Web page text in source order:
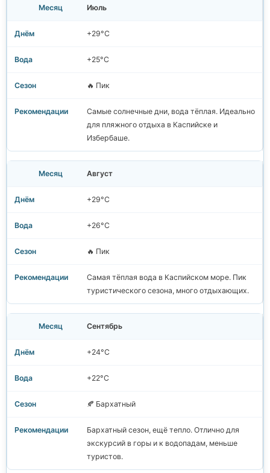
Июль
+29°C
+25°C
🔥 Пик
Самые солнечные дни, вода тёплая. Идеально
для пляжного отдыха в Каспийске и
Избербаше.
Август
+29°C
+26°C
🔥 Пик
Самая тёплая вода в Каспийском море. Пик
туристического сезона, много отдыхающих.
Сентябрь
+24°C
+22°C
🍂 Бархатный
Бархатный сезон, ещё тепло. Отлично для
экскурсий в горы и к водопадам, меньше
туристов.